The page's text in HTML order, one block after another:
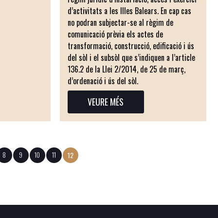
d’activitats a les Illes Balears. En cap cas
no podran subjectar-se al règim de
comunicació prèvia els actes de
transformació, construcció, edificació i ús
del sòl i el subsòl que s’indiquen a l’article
136.2 de la Llei 2/2014, de 25 de març,
d’ordenació i ús del sòl.
VEURE MÉS
Pàgina
8 Pàgina
9 Pàgina
10 Pàgina
11 Pàgina
actual
12